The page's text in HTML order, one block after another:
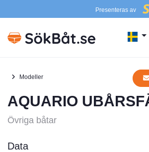
Presenteras av
Modeller
AQUARIO
Övriga båtar
Data